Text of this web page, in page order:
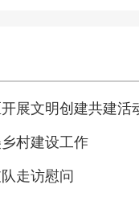
展文明创建共建活
村建设工作
走访慰问